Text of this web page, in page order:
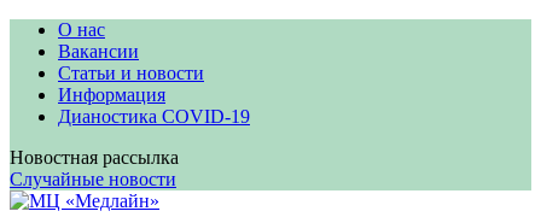
Перейти
содержимому
О нас
Вакансии
Статьи и новости
Информация
Дианостика COVID-19
Новостная рассылка
Случайные новости